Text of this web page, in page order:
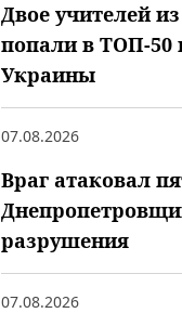
Двое учителей
попали в ТОП-50
Украины
07.08.2026
Враг атаковал
разрушения
07.08.2026